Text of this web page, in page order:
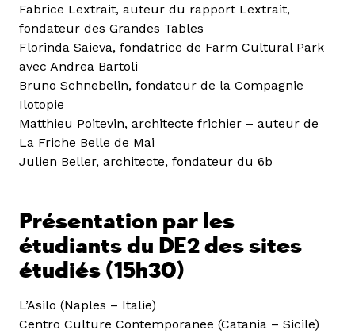
Fabrice Lextrait, auteur du rapport Lextrait,
fondateur des Grandes Tables
Florinda Saieva, fondatrice de Farm Cultural Park
avec Andrea Bartoli
Bruno Schnebelin, fondateur de la Compagnie
Ilotopie
Matthieu Poitevin, architecte frichier – auteur de
La Friche Belle de Mai
Julien Beller, architecte, fondateur du 6b
Présentation par les
étudiants du DE2 des sites
étudiés (15h30)
L’Asilo (Naples – Italie)
Centro Culture Contemporanee (Catania – Sicile)